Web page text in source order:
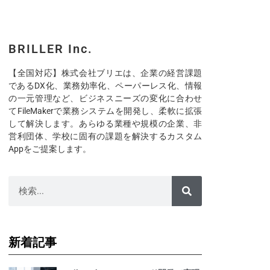
BRILLER Inc.
【全国対応】株式会社ブリエは、企業の経営課題
であるDX化、業務効率化、ペーパーレス化、情報
の一元管理など、ビジネスニーズの変化に合わせ
てFileMakerで業務システムを開発し、柔軟に拡張
して解決します。あらゆる業種や規模の企業、非
営利団体、学校に固有の課題を解決するカスタム
Appをご提案します。
新着記事